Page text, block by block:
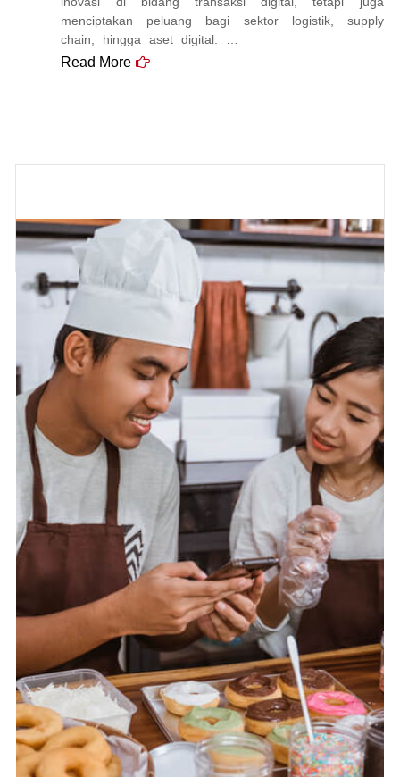
menciptakan peluang bagi sektor logistik, supply
chain, hingga aset digital. …
Read More